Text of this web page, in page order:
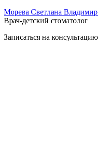
Морева Светлана
Врач-детский стоматолог
Записаться на консультацию